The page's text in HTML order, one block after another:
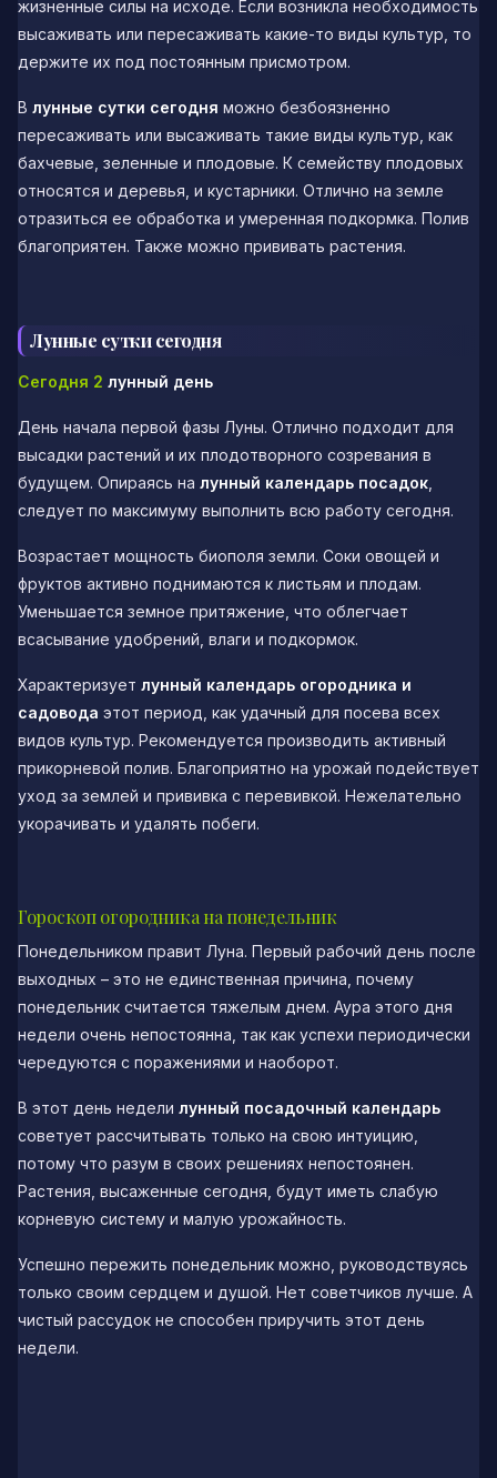
жизненные силы на исходе. Если возникла необходимость
высаживать или пересаживать какие-то виды культур, то
держите их под постоянным присмотром.
В лунные сутки сегодня можно безбоязненно
пересаживать или высаживать такие виды культур, как
бахчевые, зеленные и плодовые. К семейству плодовых
относятся и деревья, и кустарники. Отлично на земле
отразиться ее обработка и умеренная подкормка. Полив
благоприятен. Также можно прививать растения.
Лунные сутки сегодня
Сегодня 2 лунный день
День начала первой фазы Луны. Отлично подходит для
высадки растений и их плодотворного созревания в
будущем. Опираясь на лунный календарь посадок
следует по максимуму выполнить всю работу сегодня.
Возрастает мощность биополя земли. Соки овощей и
фруктов активно поднимаются к листьям и плодам.
Уменьшается земное притяжение, что облегчает
всасывание удобрений, влаги и подкормок.
Характеризует лунный календарь огородника и
садовода этот период, как удачный для посева всех
видов культур. Рекомендуется производить активный
прикорневой полив. Благоприятно на урожай подействует
уход за землей и прививка с перевивкой. Нежелательно
укорачивать и удалять побеги.
Гороскоп огородника на понедельник
Понедельником правит Луна. Первый рабочий день после
выходных – это не единственная причина, почему
понедельник считается тяжелым днем. Аура этого дня
недели очень непостоянна, так как успехи периодически
чередуются с поражениями и наоборот.
В этот день недели лунный посадочный календарь
советует рассчитывать только на свою интуицию,
потому что разум в своих решениях непостоянен.
Растения, высаженные сегодня, будут иметь слабую
корневую систему и малую урожайность.
Успешно пережить понедельник можно, руководствуясь
только своим сердцем и душой. Нет советчиков лучше. А
чистый рассудок не способен приручить этот день
недели.